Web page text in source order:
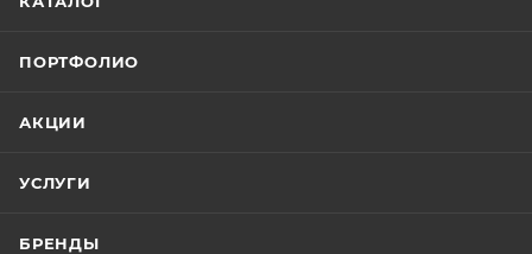
ПОРТФОЛИО
АКЦИИ
УСЛУГИ
БРЕНДЫ